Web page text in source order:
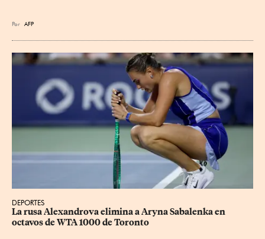
Por AFP
DEPORTES
La rusa Alexandrova elimina a Aryna Sabalenka en
octavos de WTA 1000 de Toronto